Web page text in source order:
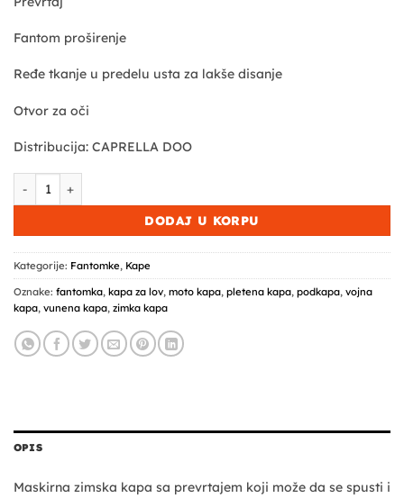
Fantom proširenje
Ređe tkanje u predelu usta za lakše disanje
Otvor za oči
Distribucija: CAPRELLA DOO
Combat zimska kapa - fantomka - multicam - maskirna količina
DODAJ U KORPU
Kategorije: Fantomke, Kape
Oznake: fantomka, kapa za lov, moto kapa, pletena kapa, podkapa, vojna
kapa, vunena kapa, zimka kapa
OPIS
Maskirna zimska kapa sa prevrtajem koji može da se spusti i